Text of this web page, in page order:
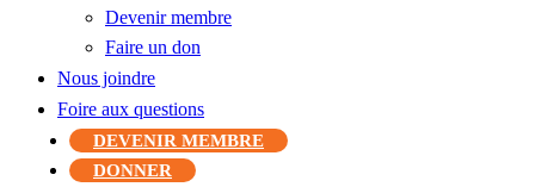
Devenir membre
Faire un don
Nous joindre
Foire aux questions
DEVENIR MEMBRE
DONNER